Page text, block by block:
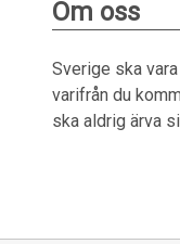
Om oss
Sverige ska
varifrån du
ska aldrig ärva